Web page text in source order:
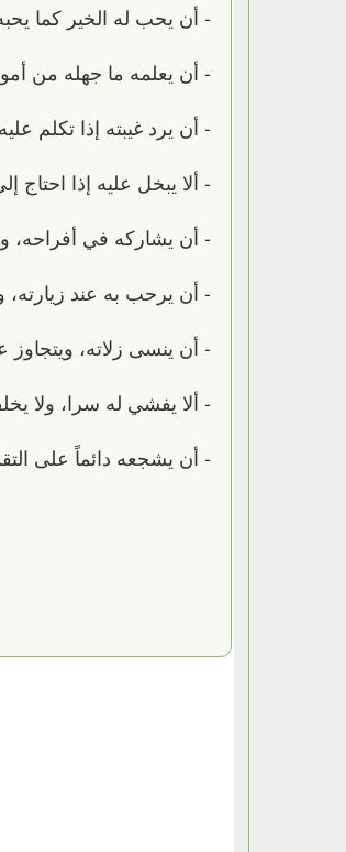
- أن يحب له الخير كما
- أن يعلمه ما جهله من
- أن يرد غيبته إذا تكلم
- ألا يبخل عليه إذا
- أن يشاركه في أفراحه،
- أن يرحب به عند
- أن ينسى زلاته، ويتجاوز
- ألا يفشي له سرا، ولا
- أن يشجعه دائماً على